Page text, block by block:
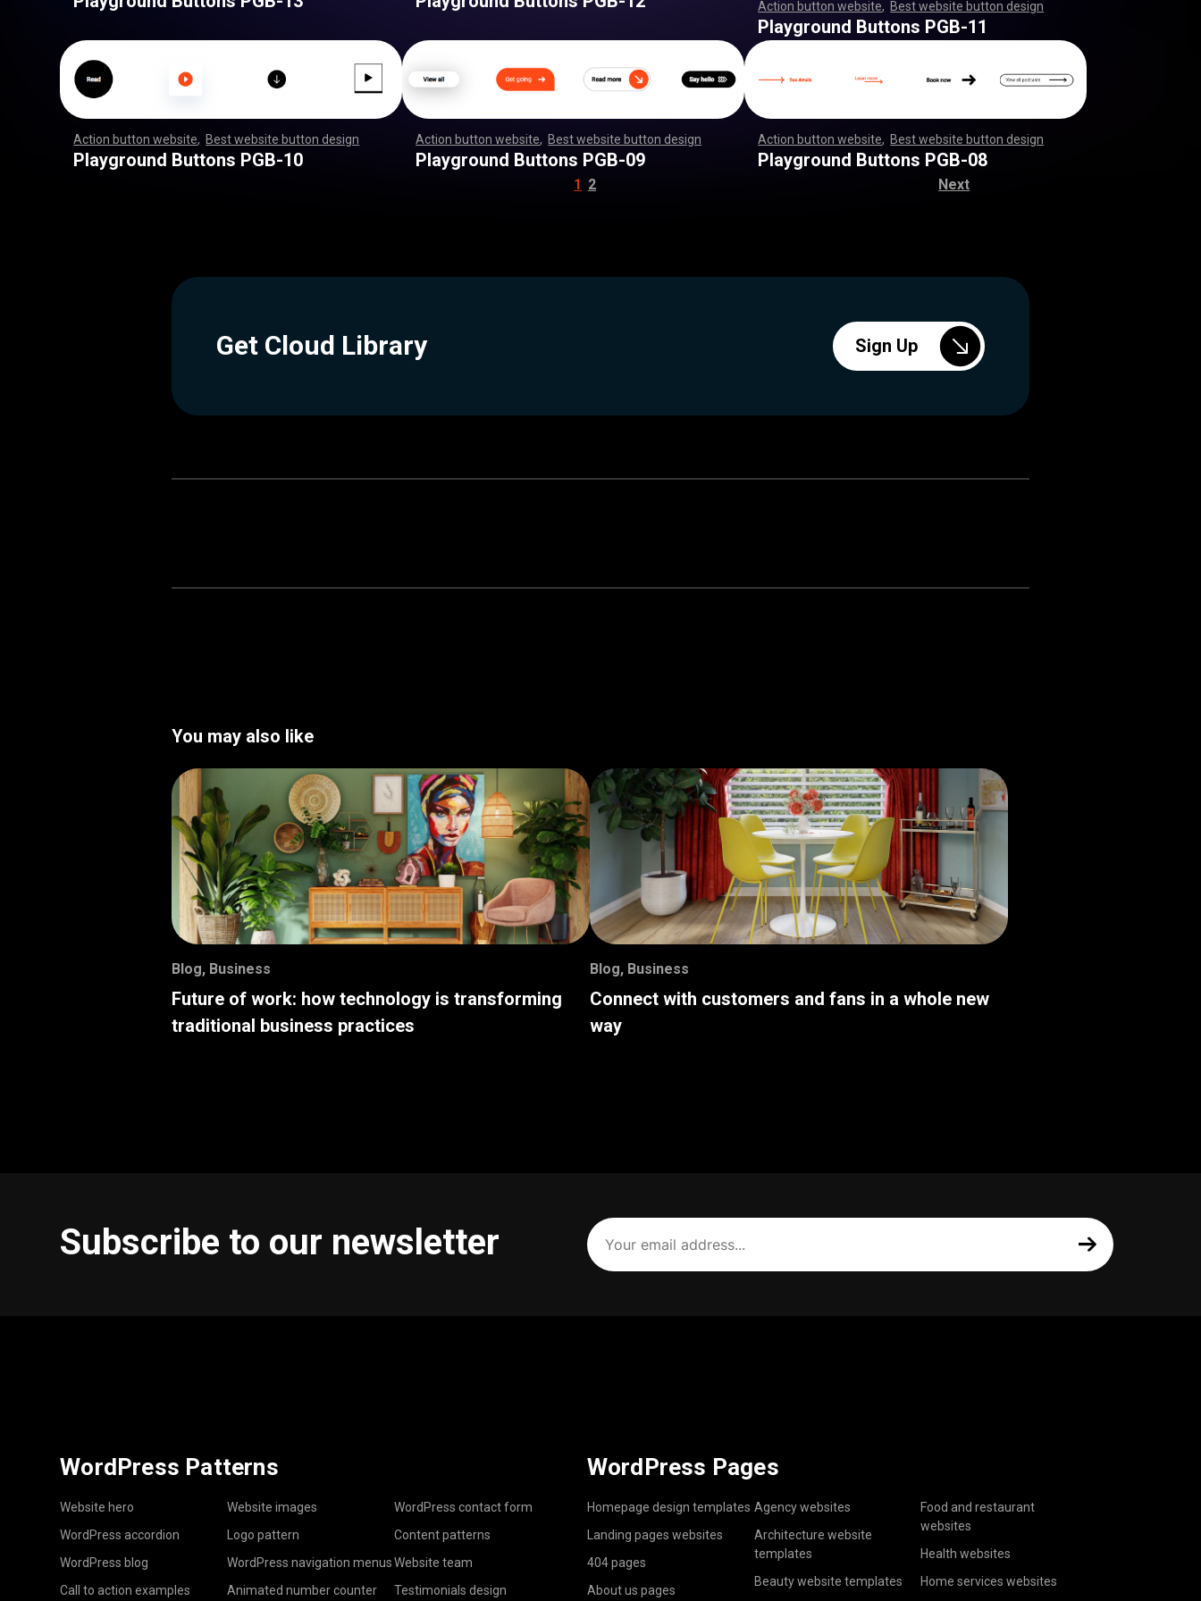
Action button website ,Best website button design
,,,,,,,,,,,,,,,,,,,,,,,, ,,,,,,,,,,,,,,,,,,,,,,,,,,,,,,
,,,,,,,,
Playground Buttons PGB-11
Action button website Best website button design
,,,,,,,,,,,,,,,,,,,,,,,, ,,,,,,,,,,,,,,,,,,,,,,,,,,,,,,
,,,,,,,,
Playground Buttons PGB-10
Action button website Best website button design
,,,,,,,,,,,,,,,,,,,,,,,, ,,,,,,,,,,,,,,,,,,,,,,,,,,,,,,
,,,,,,,,
Playground Buttons PGB-09
Action button website Best website button design
,,,,,,,,,,,,,,,,,,,,,,,, ,,,,,,,,,,,,,,,,,,,,,,,,,,,,,,
,,,,,,,,
Playground Buttons PGB-08
1 2 Next
Get Cloud Library Sign Up
You may also like
Blog, Business
Future of work: how technology is transforming
traditional business practices
Blog, Business
Connect with customers and fans in a whole new
way
Subscribe to our newsletter
Your
email
address
(Required)
WordPress Patterns
Website hero
WordPress accordion
WordPress blog
Call to action examples
Website images
Logo pattern
WordPress navigation menus
Animated number counter
WordPress contact form
Content patterns
Website team
Testimonials design
WordPress Pages
Homepage design templates
Landing pages websites
404 pages
About us pages
Agency websites
Architecture website
templates
Beauty website templates
Food and restaurant
websites
Health websites
Home services websites